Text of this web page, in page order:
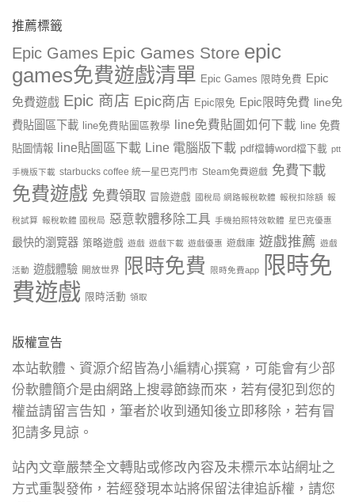
推薦標籤
Epic Games Epic Games Store epic
games免費遊戲清單 Epic Games 限時免費 Epic
免費遊戲 Epic 商店 Epic商店 Epic限免 Epic限時免費 line免
費貼圖區下載
line免費貼圖區教學 line免費貼圖如何下載
line 免費
貼圖情報
line貼圖區下載 Line 電腦版下載 pdf檔轉word檔下載 ptt
手機版下載 starbucks coffee 統一星巴克門市 Steam免費遊戲 免費下載
免費遊戲 免費領取 冒險遊戲 國稅局 網路報稅軟體 報稅扣除額 報
稅試算 報稅軟體 國稅局 惡意軟體移除工具 手機拍照特效軟體 星巴克優惠
最快的瀏覽器 策略遊戲 遊戲 遊戲下載 遊戲優惠 遊戲庫 遊戲推薦 遊戲
活動 遊戲體驗 開放世界 限時免費 限時免費app
限時免
費遊戲 限時活動 領取
版權宣告
本站軟體、資源介紹皆為小編精心撰寫，可能會有少部
份軟體簡介是由網路上搜尋節錄而來，若有侵犯到您的
權益請留言告知，筆者於收到通知後立即移除，若有冒
犯請多見諒。
站內文章嚴禁全文轉貼或修改內容及未標示本站網址之
方式重製發佈，若經發現本站將保留法律追訴權，請您